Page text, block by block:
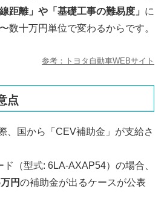
距離」や「基礎工事の難易度」 に
数十万円単位で変わるからです。
参考：トヨタ自動車WEBサイト
点
、国から「CEV補助金」が支給さ
（型式: 6LA-AXAP54）の場合、
円の補助金が出るケースが公表